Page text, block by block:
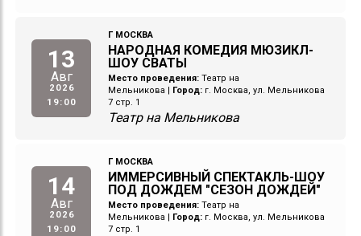
13
Авг
2026
19:00
Г МОСКВА
НАРОДНАЯ КОМЕДИЯ МЮЗИКЛ-
ШОУ СВАТЫ
Место проведения: Театр на
Мельникова
Город: г. Москва, ул. Мельникова
7 стр. 1
Театр на Мельникова
14
Авг
2026
19:00
Г МОСКВА
ИММЕРСИВНЫЙ СПЕКТАКЛЬ-ШОУ
ПОД ДОЖДЕМ "СЕЗОН ДОЖДЕЙ"
Место проведения: Театр на
Мельникова
Город: г. Москва, ул. Мельникова
7 стр. 1